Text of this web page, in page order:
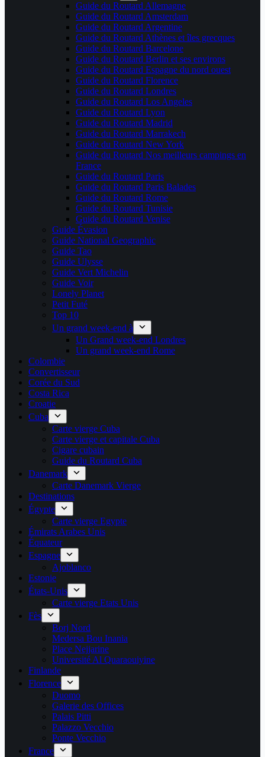
Guide du Routard Allemagne
Guide du Routard Amsterdam
Guide du Routard Argentine
Guide du Routard Athènes et îles grecques
Guide du Routard Barcelone
Guide du Routard Berlin et ses environs
Guide du Routard Espagne du nord ouest
Guide du Routard Florence
Guide du Routard Londres
Guide du Routard Los Angeles
Guide du Routard Lyon
Guide du Routard Madrid
Guide du Routard Marrakech
Guide du Routard New York
Guide du Routard Nos meilleurs campings en
France
Guide du Routard Paris
Guide du Routard Paris Balades
Guide du Routard Rome
Guide du Routard Tunisie
Guide du Routard Venise
Guide Évasion
Guide National Geographic
Guide Tao
Guide Ulysse
Guide Vert Michelin
Guide Voir
Lonely Planet
Petit Futé
Top 10
Un grand week-end à
Un Grand week-end Londres
Un grand week-end Rome
Colombie
Convertisseur
Corée du Sud
Costa Rica
Croatie
Cuba
Carte vierge Cuba
Carte vierge et capitale Cuba
Cigare cubain
Guide du Routard Cuba
Danemark
Carte Danemark Vierge
Destinations
Égypte
Carte vierge Egypte
Émirats Arabes Unis
Équateur
Espagne
Ajoblanco
Estonie
États-Unis
Carte vierge Etats Unis
Fès
Borj Nord
Medersa Bou Inania
Place Nejjarine
Université Al Quaraouiyine
Finlande
Florence
Duomo
Galerie des Offices
Palais Pitti
Palazzo Vecchio
Ponte Vecchio
France